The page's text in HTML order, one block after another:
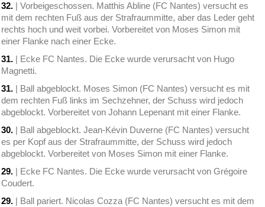
32. | Vorbeigeschossen. Matthis Abline (FC Nantes) versucht es
mit dem rechten Fuß aus der Strafraummitte, aber das Leder geht
rechts hoch und weit vorbei. Vorbereitet von Moses Simon mit
einer Flanke nach einer Ecke.
31. | Ecke FC Nantes. Die Ecke wurde verursacht von Hugo
Magnetti.
31. | Ball abgeblockt. Moses Simon (FC Nantes) versucht es mit
dem rechten Fuß links im Sechzehner, der Schuss wird jedoch
abgeblockt. Vorbereitet von Johann Lepenant mit einer Flanke.
30. | Ball abgeblockt. Jean-Kévin Duverne (FC Nantes) versucht
es per Kopf aus der Strafraummitte, der Schuss wird jedoch
abgeblockt. Vorbereitet von Moses Simon mit einer Flanke.
29. | Ecke FC Nantes. Die Ecke wurde verursacht von Grégoire
Coudert.
29. | Ball pariert. Nicolas Cozza (FC Nantes) versucht es mit dem